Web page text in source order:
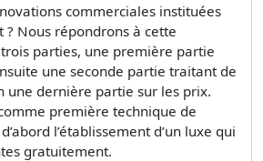
commerciales instituées
? Nous répondrons à cette
parties, une première partie
une seconde partie traitant de
une dernière partie sur les prix.
première technique de
l’établissement d’un luxe qui
gratuitement.